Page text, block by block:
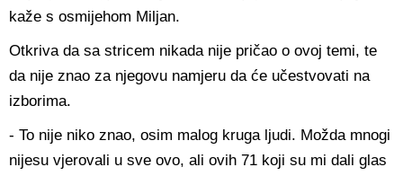
kaže s osmijehom Miljan.
Otkriva da sa stricem nikada nije pričao o ovoj temi, te
da nije znao za njegovu namjeru da će učestvovati na
izborima.
- To nije niko znao, osim malog kruga ljudi. Možda mnogi
nijesu vjerovali u sve ovo, ali ovih 71 koji su mi dali glas